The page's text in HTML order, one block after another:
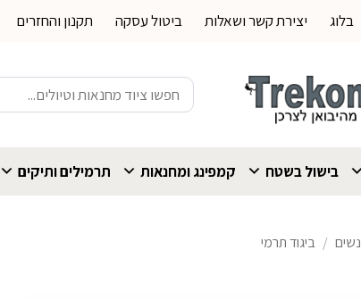
בלוג יצירת קשר ושאלות ביטול עסקה תקנון והחזרים
חיפוש
עבור:
בישול בשטח קמפינג ומחנאות תרמילים ותיקים
נשים / ביגוד תרמי